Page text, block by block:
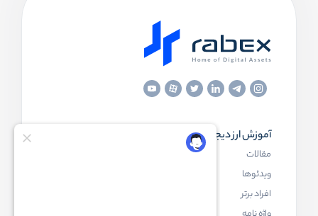
آموزش ارز دیجیتال
مقالات
ویدئوها
افراد برتر